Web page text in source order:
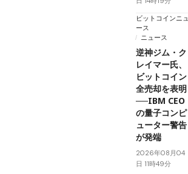
ビットコインニュ
ース
ニュース
逆神ジム・ク
レイマー氏、
ビットコイン
全売却を表明
──IBM CEO
の量子コンピ
ューター警告
が発端
2026年08月04
日 11時49分